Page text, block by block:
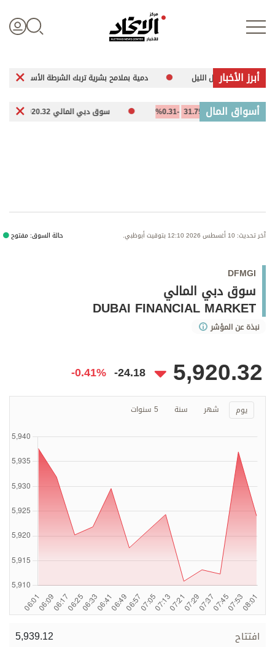
وجهات نظر
الترفيه
التعليم والمعرفة
تغطيات
بودكاست
إنفوجراف
قصة صورة
مواقيت الصلاة
أبرز الأخبار
خلال الليل دمية بملامح بشرية تربك الشرطة الأسترالية
أسواق المال
-31.75
-0.31% سوق دبي المالي 5,920.32 -24.18
آخر تحديث: 10 أغسطس 2026 12:10 بتوقيت أبوظبي. حالة السوق: مفتوح
DFMGI
سوق دبي المالي
DUBAI FINANCIAL MARKET
نبذة عن المؤشر
5,920.32
-24.18
-0.41%
يوم شهر سنة 5 سنوات
افتتاح 5,939.12